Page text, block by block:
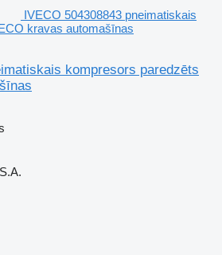
IVECO 504308843 pneimatiskais
kravas automašīnas
kompresors paredzēts